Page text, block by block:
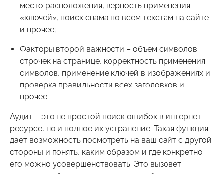
место расположения, верность применения
«ключей», поиск спама по всем текстам на сайте
и прочее;
Факторы второй важности – объем символов
строчек на странице, корректность применения
символов, применение ключей в изображениях и
проверка правильности всех заголовков и
прочее.
Аудит – это не простой поиск ошибок в интернет-
ресурсе, но и полное их устранение. Такая функция
дает возможность посмотреть на ваш сайт с другой
стороны и понять, каким образом и где конкретно
его можно усовершенствовать. Это вызовет